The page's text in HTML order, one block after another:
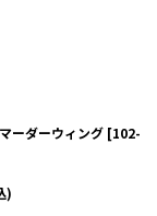
ーダーウィング [102-
)